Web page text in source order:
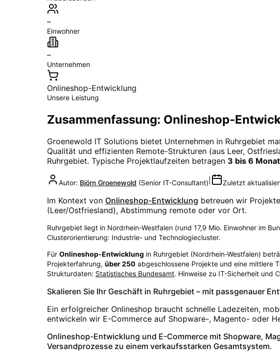
–
Einwohner
–
Unternehmen
Onlineshop-Entwicklung
Unsere Leistung
Zusammenfassung: Onlineshop-
Groenewold IT Solutions bietet Unternehmen in Ruhrgebiet
Qualität und effizienten Remote-Strukturen (aus Leer,
Ruhrgebiet. Typische Projektlaufzeiten betragen 3 bis 6
Autor: Björn Groenewold (Senior IT-Consultant) Zuletzt
Im Kontext von Onlineshop-Entwicklung betreuen wir
(Leer/Ostfriesland), Abstimmung remote oder vor Ort.
Ruhrgebiet liegt in Nordrhein-Westfalen (rund 17,9 Mio. Einwohner im
Clusterorientierung: Industrie- und Technologiecluster.
Für Onlineshop-Entwicklung in Ruhrgebiet (Nordrhein-Westfalen)
Projekterfahrung, über250 abgeschlossene Projekte und eine mittlere
Strukturdaten: Statistisches Bundesamt. Hinweise zu IT-Sicherheit und
Skalieren Sie Ihr Geschäft in Ruhrgebiet – mit passgenauer
Ein erfolgreicher Onlineshop braucht schnelle Ladezeiten,
entwickeln wir E-Commerce auf Shopware-, Magento- oder
Onlineshop-Entwicklung und E-Commerce mit Shopware,
Versandprozesse zu einem verkaufsstarken Gesamtsystem.